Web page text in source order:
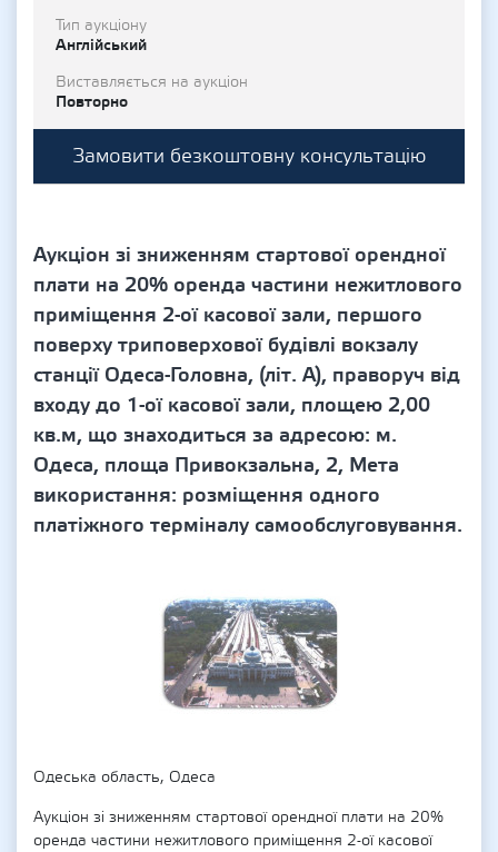
Тип аукціону
Англійський
Виставляється на аукціон
Повторно
Замовити безкоштовну консультацію
Аукціон зі зниженням стартової орендної
плати на 20% оренда частини нежитлового
приміщення 2-ої касової зали, першого
поверху триповерхової будівлі вокзалу
станції Одеса-Головна, (літ. А), праворуч від
входу до 1-ої касової зали, площею 2,00
кв.м, що знаходиться за адресою: м.
Одеса, площа Привокзальна, 2, Мета
використання: розміщення одного
платіжного терміналу самообслуговування.
Одеська область, Одеса
Аукціон зі зниженням стартової орендної плати на 20%
оренда частини нежитлового приміщення 2-ої касової